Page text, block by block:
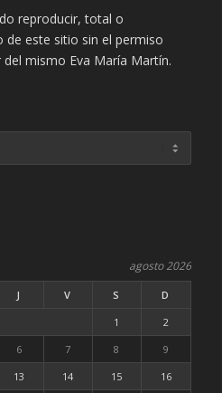
reproducir, total o
de este sitio sin el permiso
mismo Eva María Martín.
agosto 2026
J V S
D
1
2
6 7 8
9
13 14 15
16